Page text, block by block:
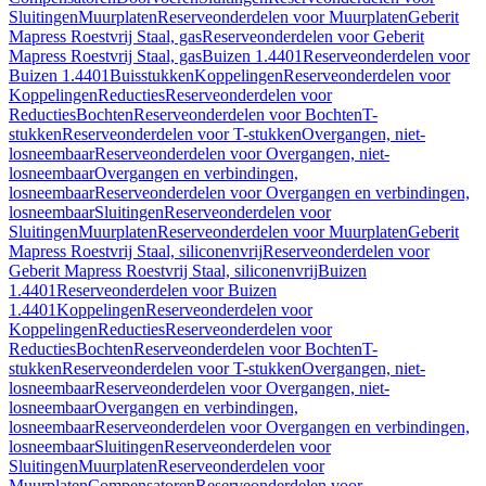
SluitingenMuurplatenReserveonderdelen voor MuurplatenGeberit
Mapress Roestvrij Staal, gasReserveonderdelen voor Geberit
Mapress Roestvrij Staal, gasBuizen 1.4401Reserveonderdelen voor
Buizen 1.4401BuisstukkenKoppelingenReserveonderdelen voor
KoppelingenReductiesReserveonderdelen voor
ReductiesBochtenReserveonderdelen voor BochtenT-
stukkenReserveonderdelen voor T-stukkenOvergangen, niet-
losneembaarReserveonderdelen voor Overgangen, niet-
losneembaarOvergangen en verbindingen,
losneembaarReserveonderdelen voor Overgangen en verbindingen,
losneembaarSluitingenReserveonderdelen voor
SluitingenMuurplatenReserveonderdelen voor MuurplatenGeberit
Mapress Roestvrij Staal, siliconenvrijReserveonderdelen voor
Geberit Mapress Roestvrij Staal, siliconenvrijBuizen
1.4401Reserveonderdelen voor Buizen
1.4401KoppelingenReserveonderdelen voor
KoppelingenReductiesReserveonderdelen voor
ReductiesBochtenReserveonderdelen voor BochtenT-
stukkenReserveonderdelen voor T-stukkenOvergangen, niet-
losneembaarReserveonderdelen voor Overgangen, niet-
losneembaarOvergangen en verbindingen,
losneembaarReserveonderdelen voor Overgangen en verbindingen,
losneembaarSluitingenReserveonderdelen voor
SluitingenMuurplatenReserveonderdelen voor